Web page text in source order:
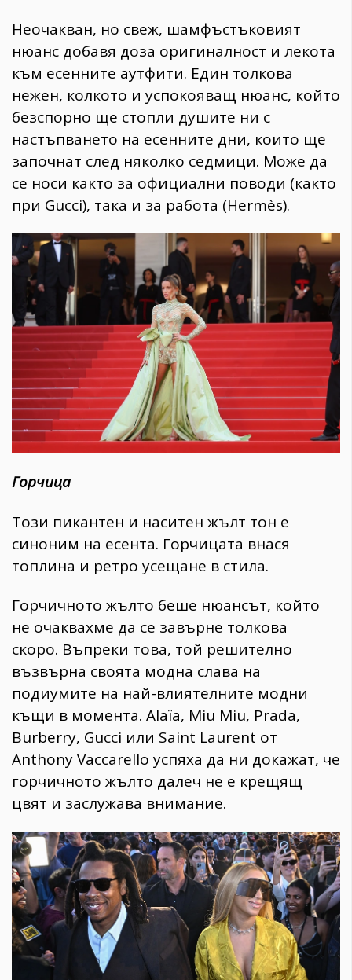
Неочакван, но свеж, шамфъстъковият
нюанс добавя доза оригиналност и лекота
към есенните аутфити. Един толкова
нежен, колкото и успокояващ нюанс, който
безспорно ще стопли душите ни с
настъпването на есенните дни, които ще
започнат след няколко седмици. Може да
се носи както за официални поводи (както
при Gucci), така и за работа (Hermès).
Горчица
Този пикантен и наситен жълт тон е
синоним на есента. Горчицата внася
топлина и ретро усещане в стила.
Горчичното жълто беше нюансът, който
не очаквахме да се завърне толкова
скоро. Въпреки това, той решително
възвърна своята модна слава на
подиумите на най-влиятелните модни
къщи в момента. Alaïa, Miu Miu, Prada,
Burberry, Gucci или Saint Laurent от
Anthony Vaccarello успяха да ни докажат, че
горчичното жълто далеч не е крещящ
цвят и заслужава внимание.